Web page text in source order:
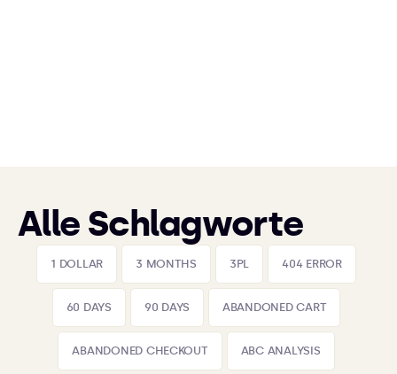
Alle Schlagworte
1 DOLLAR 3 MONTHS 3PL 404 ERROR
60 DAYS 90 DAYS ABANDONED CART
ABANDONED CHECKOUT ABC ANALYSIS